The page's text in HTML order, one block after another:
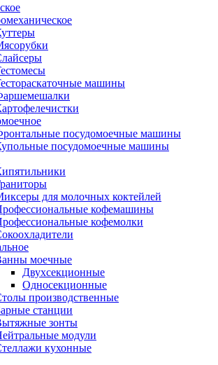
машины
посудомоечные машины
посудомоечные машины
для молочных коктейлей
кофемашины
кофемолки
моечные
Двухсекционные
Односекционные
производственные
станции
зонты
модули
кухонные